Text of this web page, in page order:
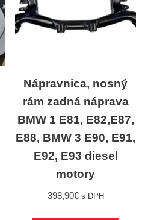
Nápravnica, nosný
rám zadná náprava
BMW 1 E81, E82,E87,
E88, BMW 3 E90, E91,
E92, E93 diesel
motory
398,90€ s DPH